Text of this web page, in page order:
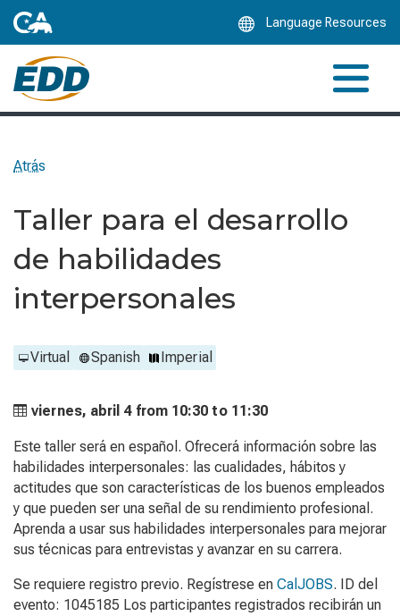
Language Resources
Atrás
Taller para el desarrollo
de habilidades
interpersonales
Virtual Spanish Imperial
viernes, abril 4 from 10:30 to 11:30
Este taller será en español. Ofrecerá información sobre las
habilidades interpersonales: las cualidades, hábitos y
actitudes que son características de los buenos empleados
y que pueden ser una señal de su rendimiento profesional.
Aprenda a usar sus habilidades interpersonales para mejorar
sus técnicas para entrevistas y avanzar en su carrera.
Se requiere registro previo. Regístrese en CalJOBS. ID del
evento: 1045185 Los participantes registrados recibirán un